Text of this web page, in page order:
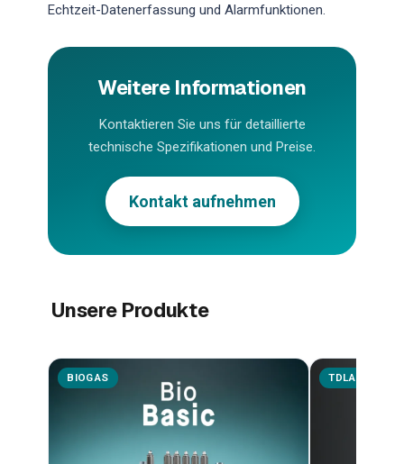
Echtzeit-Datenerfassung und Alarmfunktionen.
Weitere Informationen
Kontaktieren Sie uns für detaillierte
technische Spezifikationen und Preise.
Kontakt aufnehmen
Unsere Produkte
BIOGAS TDLAS